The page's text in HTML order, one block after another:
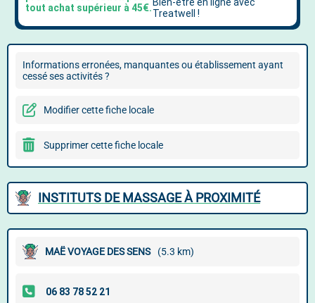
Informations erronées, manquantes ou établissement ayant
cessé ses activités ?
Modifier cette fiche locale
Supprimer cette fiche locale
INSTITUTS DE MASSAGE À PROXIMITÉ
MAË VOYAGE DES SENS (5.3 km)